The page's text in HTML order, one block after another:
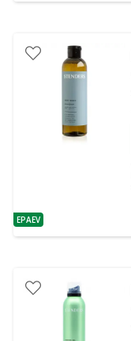
nõuanne
EPAEV